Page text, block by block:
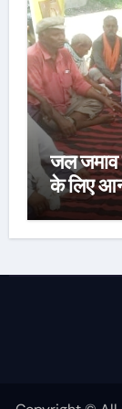
जल जमाव
के लिए